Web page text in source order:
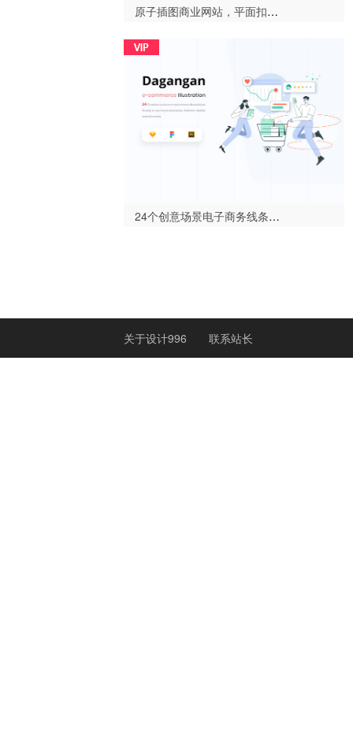
原子插图商业网站，平面扣篮 - Technopreneur插图场景造物主（Graphicdunk - Technopreneur Illustration Scene Creator）-设计996
24个创意场景电子商务线条插图，Dagangan - 电子商务和业务线插图包（Dagangan - E-commerce and Business Line Illustration Pack）-设
关于设计996 联系站长